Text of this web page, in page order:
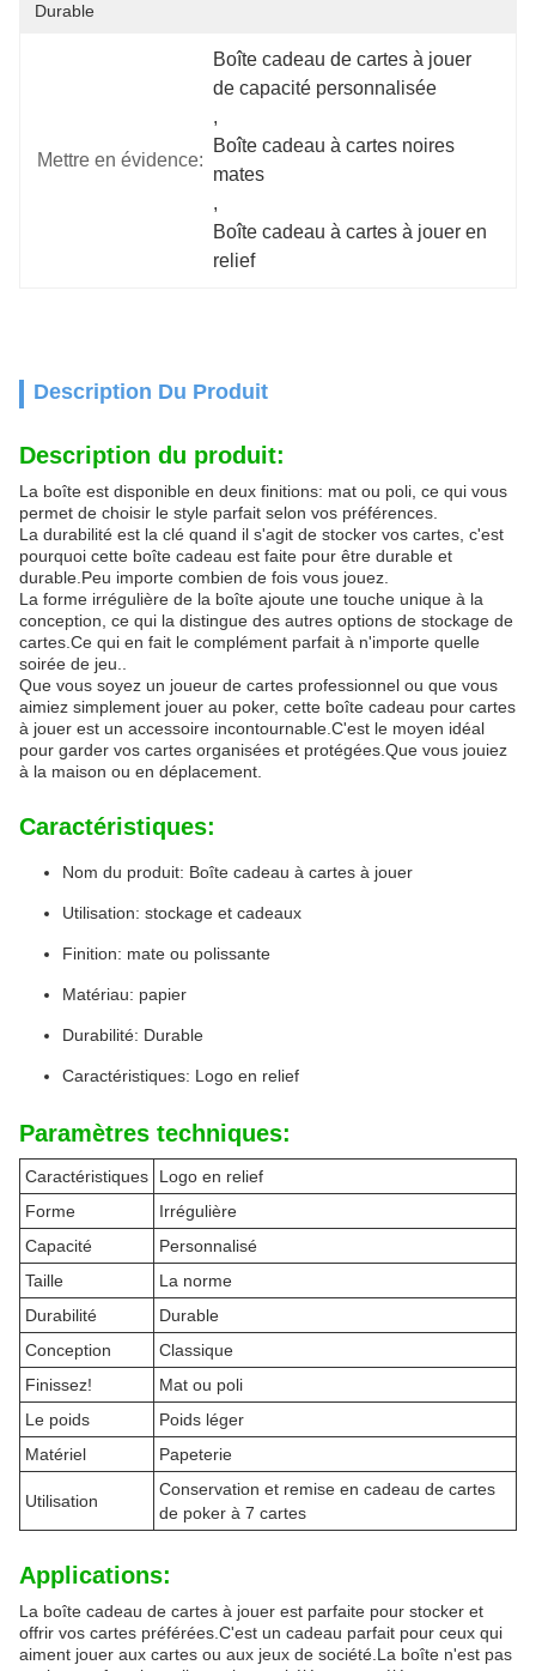
Durable
Mettre en évidence:
Boîte cadeau de cartes à jouer
de capacité personnalisée
,
Boîte cadeau à cartes noires
mates
,
Boîte cadeau à cartes à jouer en
relief
Description Du Produit
Description du produit:
La boîte est disponible en deux finitions: mat ou poli, ce qui vous
permet de choisir le style parfait selon vos préférences.
La durabilité est la clé quand il s'agit de stocker vos cartes, c'est
pourquoi cette boîte cadeau est faite pour être durable et
durable.Peu importe combien de fois vous jouez.
La forme irrégulière de la boîte ajoute une touche unique à la
conception, ce qui la distingue des autres options de stockage de
cartes.Ce qui en fait le complément parfait à n'importe quelle
soirée de jeu..
Que vous soyez un joueur de cartes professionnel ou que vous
aimiez simplement jouer au poker, cette boîte cadeau pour cartes
à jouer est un accessoire incontournable.C'est le moyen idéal
pour garder vos cartes organisées et protégées.Que vous jouiez
à la maison ou en déplacement.
Caractéristiques:
Nom du produit: Boîte cadeau à cartes à jouer
Utilisation: stockage et cadeaux
Finition: mate ou polissante
Matériau: papier
Durabilité: Durable
Caractéristiques: Logo en relief
Paramètres techniques:
Caractéristiques
Logo en relief
Forme
Irrégulière
Capacité
Personnalisé
Taille
La norme
Durabilité
Durable
Conception
Classique
Finissez!
Mat ou poli
Le poids
Poids léger
Matériel
Papeterie
Utilisation
Conservation et remise en cadeau de cartes
de poker à 7 cartes
Applications:
La boîte cadeau de cartes à jouer est parfaite pour stocker et
offrir vos cartes préférées.C'est un cadeau parfait pour ceux qui
aiment jouer aux cartes ou aux jeux de société.La boîte n'est pas